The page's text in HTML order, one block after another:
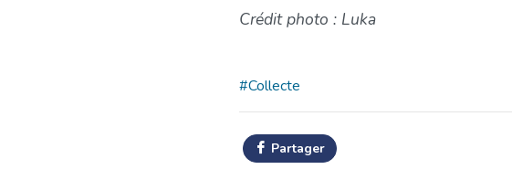
Crédit photo : Luka
#Collecte
Partager